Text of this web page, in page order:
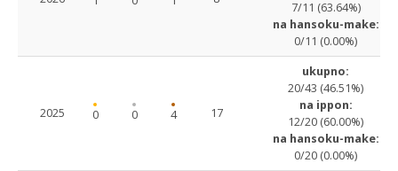
7/11 (63.64%)
na hansoku-make:
0/11 (0.00%)
2025 0 0 4 17
ukupno:
20/43 (46.51%)
na ippon:
12/20 (60.00%)
na hansoku-make:
0/20 (0.00%)